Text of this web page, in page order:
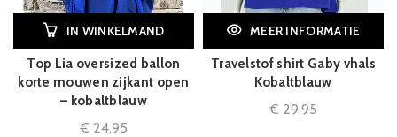
IN WINKELMAND
Top Lia oversized ballon
korte mouwen zijkant open
– kobaltblauw
€ 24,95
MEER INFORMATIE
Travelstof shirt Gaby vhals
Kobaltblauw
€ 29,95